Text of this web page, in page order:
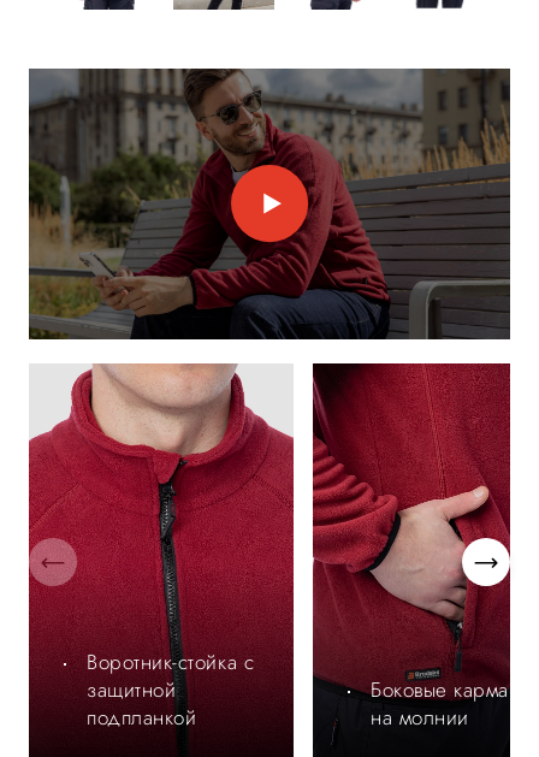
Воротник-стойка с
защитной
подпланкой
Боковые карманы
на молнии